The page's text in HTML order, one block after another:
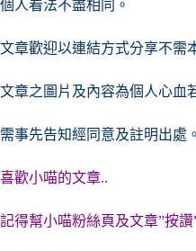
個人看法不盡相同。
文章歡迎以連結方式分享不需
文章之圖片及內容為個人心血
需事先告知經同意及註明出處。
喜歡小喵的文章..
記得幫小喵粉絲頁及文章”按讚